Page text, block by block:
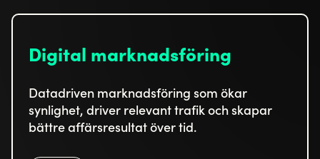
Digital marknadsföring
Datadriven marknadsföring som ökar
synlighet, driver relevant trafik och skapar
bättre affärsresultat över tid.